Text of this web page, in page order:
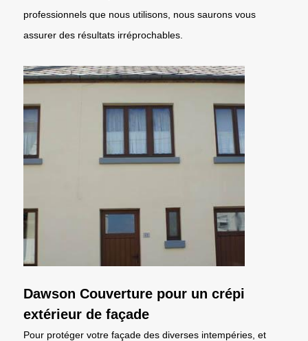
professionnels que nous utilisons, nous saurons vous
assurer des résultats irréprochables.
Dawson Couverture pour un crépi
extérieur de façade
Pour protéger votre façade des diverses intempéries, et